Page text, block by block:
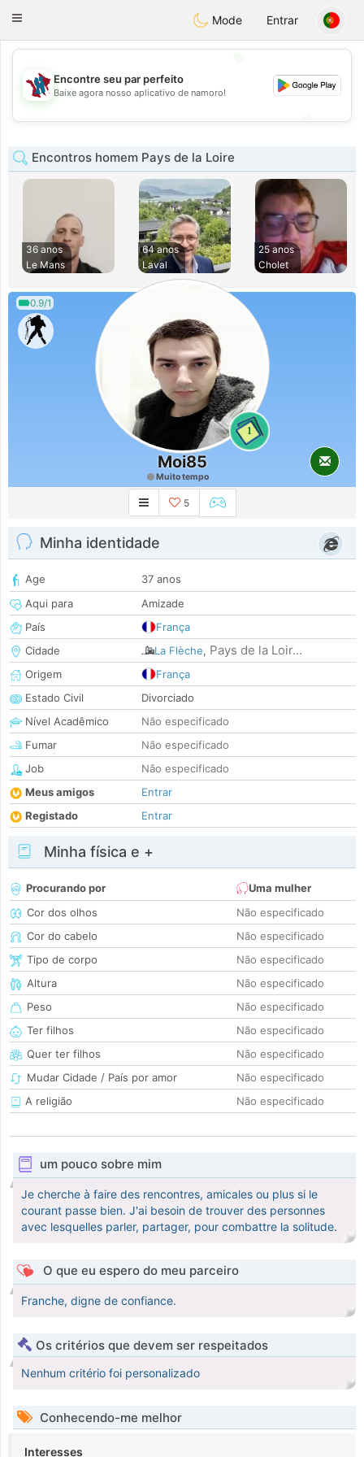
Taimerais
Toggle
Mode Entrar
💖
💕
Encontre seu par perfeito
Baixe agora nosso aplicativo de namoro!
Encontros homem Pays de la Loire
36 anos
Le Mans
64 anos
Laval
25 anos
Cholet
0.9/1
1
Moi85
Muito tempo
5
Minha identidade
Age
37 anos
Aqui para
Amizade
País
França
Cidade
La Flèche, Pays de la Loir...
Origem
França
Estado Civil
Divorciado
Nível Acadêmico
Não especificado
Fumar
Não especificado
Job
Não especificado
Meus amigos
Entrar
Registado
Entrar
Minha física e +
Procurando por
Uma mulher
Cor dos olhos
Não especificado
Cor do cabelo
Não especificado
Tipo de corpo
Não especificado
Altura
Não especificado
Peso
Não especificado
Ter filhos
Não especificado
Quer ter filhos
Não especificado
Mudar Cidade / País por amor
Não especificado
A religião
Não especificado
um pouco sobre mim
Je cherche à faire des rencontres, amicales ou plus si le
courant passe bien. J'ai besoin de trouver des personnes
avec lesquelles parler, partager, pour combattre la solitude.
O que eu espero do meu parceiro
Franche, digne de confiance.
Os critérios que devem ser respeitados
Nenhum critério foi personalizado
Conhecendo-me melhor
Interesses